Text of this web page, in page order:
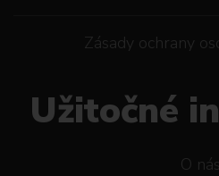
Zásady ochrany
Užitočné
O nás